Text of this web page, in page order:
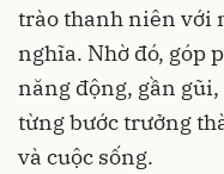
trào thanh niên với
nghĩa. Nhờ đó, góp
năng động, gần
từng bước trưởng
và cuộc sống.